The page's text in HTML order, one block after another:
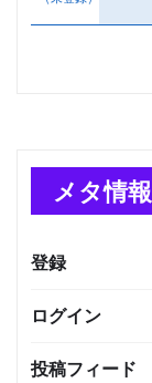
メタ情報
登録
ログイン
投稿フィード